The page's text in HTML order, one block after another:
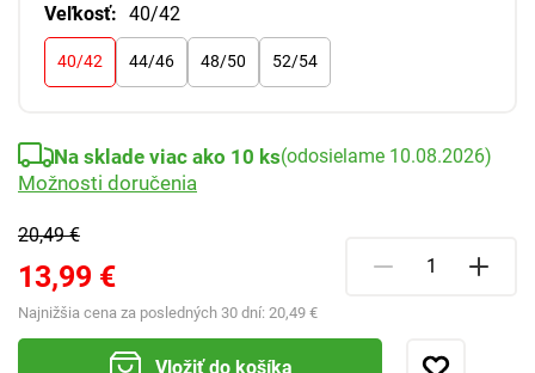
Veľkosť: 40/42
40/42 44/46 48/50 52/54
20,49 €
13,99 €
Najnižšia cena za posledných 30 dní: 20,49 €
Na sklade viac ako 10 ks(odosielame 10.08.2026)
Možnosti doručenia
Vložiť do košíka